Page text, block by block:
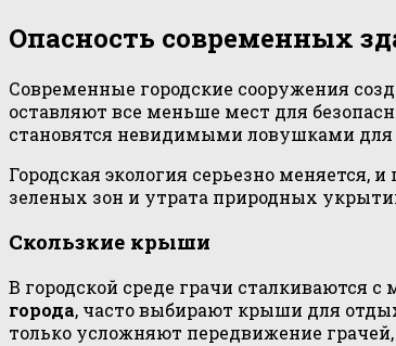
Опасность современных
Современные городские сооружения
оставляют все меньше мест для
становятся невидимыми ловушками для
Городская экология серьезно
зеленых зон и утрата природных
Скользкие крыши
В городской среде грачи сталкиваются
города, часто выбирают крыши для
только усложняют передвижение